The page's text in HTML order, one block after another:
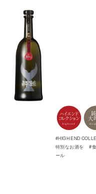
ハイエンド
コレクション
highend
大
#HIGH END
特別なお酒を
#
ール